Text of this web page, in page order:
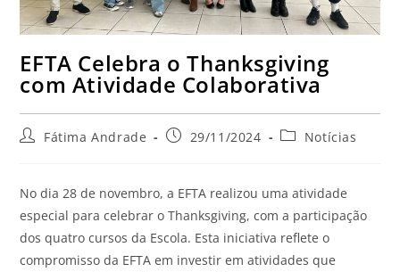
EFTA Celebra o Thanksgiving
com Atividade Colaborativa
Fátima Andrade 29/11/2024 Notícias
No dia 28 de novembro, a EFTA realizou uma atividade
especial para celebrar o Thanksgiving, com a participação
dos quatro cursos da Escola. Esta iniciativa reflete o
compromisso da EFTA em investir em atividades que